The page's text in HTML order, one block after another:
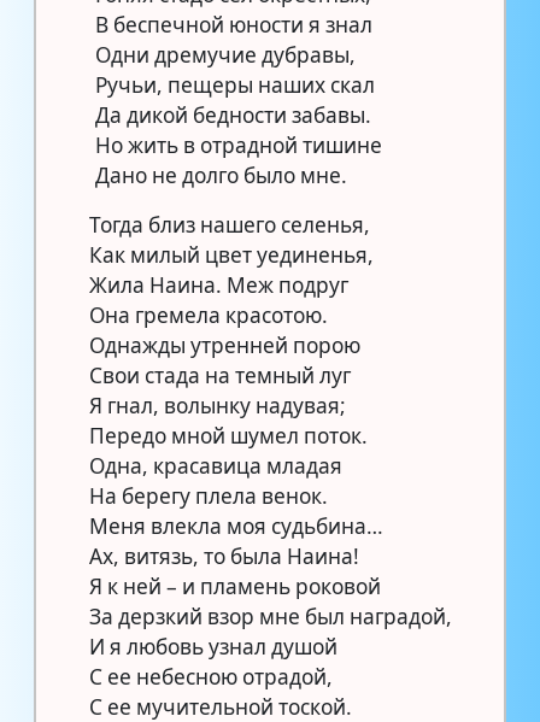
В беспечной юности я знал
Одни дремучие дубравы,
Ручьи, пещеры наших скал
Да дикой бедности забавы.
Но жить в отрадной тишине
Дано не долго было мне.
Тогда близ нашего селенья,
Как милый цвет уединенья,
Жила Наина. Меж подруг
Она гремела красотою.
Однажды утренней порою
Свои стада на темный луг
Я гнал, волынку надувая;
Передо мной шумел поток.
Одна, красавица младая
На берегу плела венок.
Меня влекла моя судьбина…
Ах, витязь, то была Наина!
Я к ней – и пламень роковой
За дерзкий взор мне был наградой,
И я любовь узнал душой
С ее небесною отрадой,
С ее мучительной тоской.